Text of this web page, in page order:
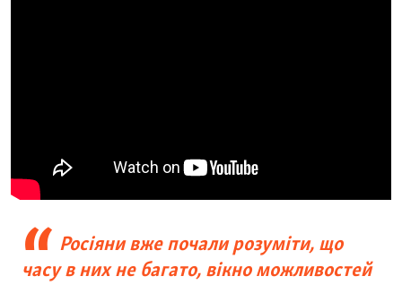
Росіяни вже почали розуміти, що
часу в них не багато, вікно можливостей